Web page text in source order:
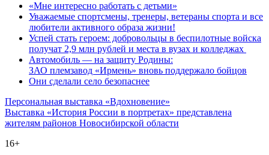
«Мне интересно работать с детьми»
Уважаемые спортсмены, тренеры, ветераны спорта и все
любители активного образа жизни!
Успей стать героем: добровольцы в беспилотные войска
получат 2,9 млн рублей и места в вузах и колледжах
Автомобиль — на защиту Родины:
ЗАО племзавод «Ирмень» вновь поддержало бойцов
Они сделали село безопаснее
Навигация
по
записям
Персональная выставка «Вдохновение»
Выставка «История России в портретах» представлена
жителям районов Новосибирской области
16+